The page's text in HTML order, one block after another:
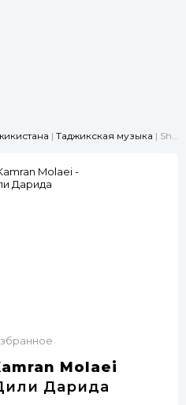
| Таджикская музыка | Shon mc , Kamran Molaei - Motaham Дили Дарида
Molaei
Дарида